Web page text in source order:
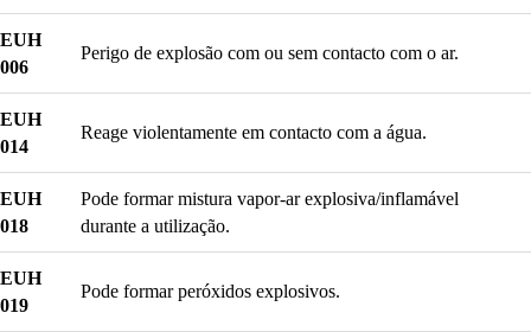
EUH
006
Perigo de explosão com ou sem contacto com o ar.
EUH
014
Reage violentamente em contacto com a água.
EUH
018
Pode formar mistura vapor-ar explosiva/inflamável
durante a utilização.
EUH
019
Pode formar peróxidos explosivos.